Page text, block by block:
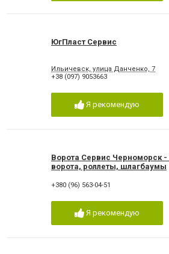
ЮгПласт Сервис
Ильичевск, улица Данченко, 7
+38 (097) 9053663
Я рекомендую
Ворота Сервис Черноморск -
ворота, роллеты, шлагбаумы
+380 (96) 563-04-51
Я рекомендую